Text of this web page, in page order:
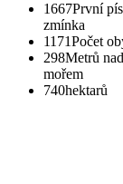
1667První
zmínka
1171Počet
298Metrů nad
mořem
740hektarů